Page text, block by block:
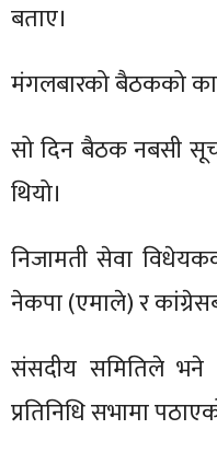
बताए।
मंगलबारको बैठकको
सो दिन बैठक नबसी
थियो।
निजामती सेवा
नेकपा (एमाले) र
संसदीय समितिले भने
प्रतिनिधि सभामा